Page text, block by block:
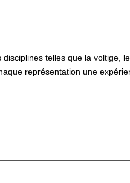
telles que la voltige,
représentation une